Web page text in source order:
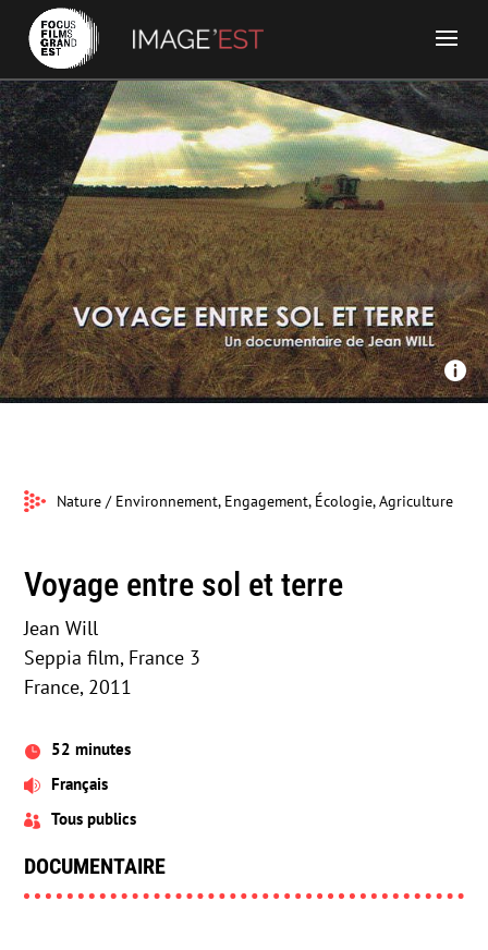
Seppia film, France 3 - Voyage entre sol et terre 
Nature / Environnement, Engagement, Écologie, Agriculture
Voyage entre sol et terre
Jean Will
Seppia film, France 3
France, 2011
 52 minutes
 Français
 Tous publics
DOCUMENTAIRE